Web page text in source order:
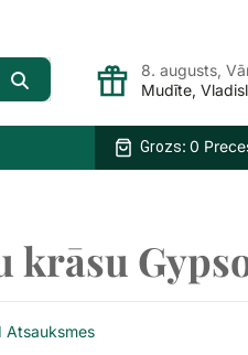
8. augusts,
Mudīte,
Grozs: 0
krāsu
Atsauksmes